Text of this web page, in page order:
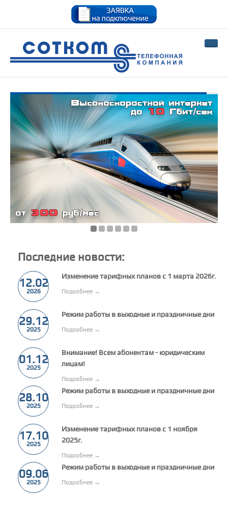
Последние новости:
12.02
2026
Изменение тарифных планов с 1 марта 2026г.
Подробнее →
29.12
2025
Режим работы в выходные и праздничные дни
Подробнее →
01.12
2025
Внимание! Всем абонентам - юридическим
лицам!
Подробнее →
28.10
2025
Режим работы в выходные и праздничные дни
Подробнее →
17.10
2025
Изменение тарифных планов с 1 ноября
2025г.
Подробнее →
09.06
2025
Режим работы в выходные и праздничные дни
Подробнее →